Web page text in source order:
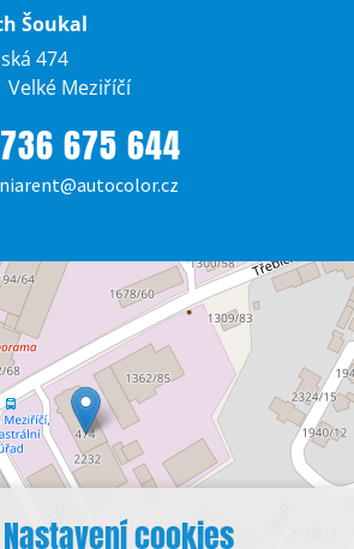
Šoukal
474
Velké Meziříčí
736 675 644
Nastavení cookies